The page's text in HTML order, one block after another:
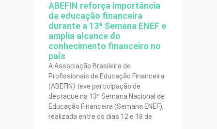
ABEFIN reforça importância
da educação financeira
durante a 13ª Semana ENEF e
amplia alcance do
conhecimento financeiro no
país
A Associação Brasileira de
Profissionais de Educação Financeira
(ABEFIN) teve participação de
destaque na 13ª Semana Nacional de
Educação Financeira (Semana ENEF),
realizada entre os dias 12 e 18 de